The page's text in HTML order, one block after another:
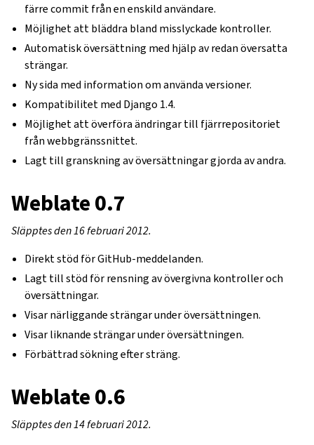
färre commit från en enskild användare.
Möjlighet att bläddra bland misslyckade kontroller.
Automatisk översättning med hjälp av redan översatta
strängar.
Ny sida med information om använda versioner.
Kompatibilitet med Django 1.4.
Möjlighet att överföra ändringar till fjärrrepositoriet
från webbgränssnittet.
Lagt till granskning av översättningar gjorda av andra.
Weblate 0.7
Släpptes den 16 februari 2012.
Direkt stöd för GitHub-meddelanden.
Lagt till stöd för rensning av övergivna kontroller och
översättningar.
Visar närliggande strängar under översättningen.
Visar liknande strängar under översättningen.
Förbättrad sökning efter sträng.
Weblate 0.6
Släpptes den 14 februari 2012.